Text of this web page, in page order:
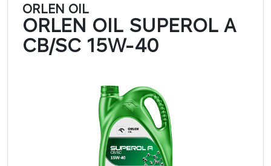
ORLEN OIL
ORLEN OIL SUPEROL A
CB/SC 15W-40